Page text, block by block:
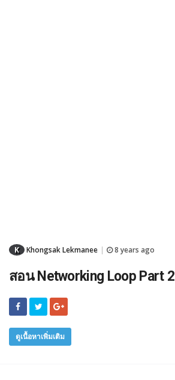
K Khongsak Lekmanee 8 years ago
สอน Networking Loop Part 2
ดูเนื้อหาเพิ่มเติม